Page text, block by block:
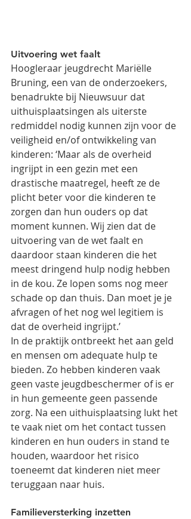
Uitvoering wet faalt
Hoogleraar jeugdrecht Mariëlle
Bruning, een van de onderzoekers,
benadrukte bij Nieuwsuur dat
uithuisplaatsingen als uiterste
redmiddel nodig kunnen zijn voor de
veiligheid en/of ontwikkeling van
kinderen: ‘Maar als de overheid
ingrijpt in een gezin met een
drastische maatregel, heeft ze de
plicht beter voor die kinderen te
zorgen dan hun ouders op dat
moment kunnen. Wij zien dat de
uitvoering van de wet faalt en
daardoor staan kinderen die het
meest dringend hulp nodig hebben
in de kou. Ze lopen soms nog meer
schade op dan thuis. Dan moet je je
afvragen of het nog wel legitiem is
dat de overheid ingrijpt.’
In de praktijk ontbreekt het aan geld
en mensen om adequate hulp te
bieden. Zo hebben kinderen vaak
geen vaste jeugdbeschermer of is er
in hun gemeente geen passende
zorg. Na een uithuisplaatsing lukt het
te vaak niet om het contact tussen
kinderen en hun ouders in stand te
houden, waardoor het risico
toeneemt dat kinderen niet meer
teruggaan naar huis.
Familieversterking inzetten